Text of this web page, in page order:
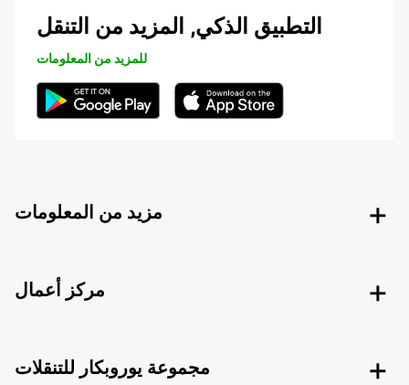
التطبيق الذكي, المزيد من التنقل
للمزيد من المعلومات
مزيد من المعلومات
مركز أعمال
مجموعة يوروبكار للتنقلات